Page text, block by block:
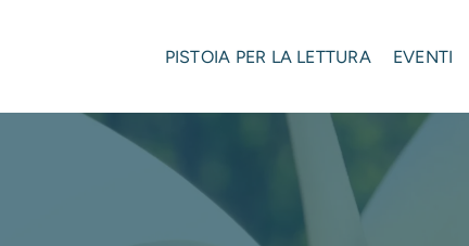
PISTOIA PER LA LETTURA EVENTI